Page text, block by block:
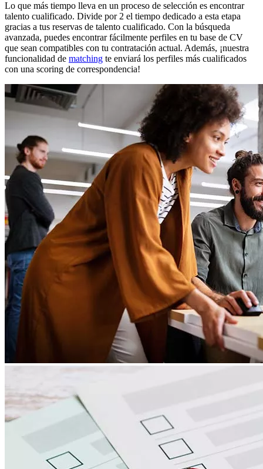
Lo que más tiempo lleva en un proceso de selección es encontrar
talento cualificado. Divide por 2 el tiempo dedicado a esta etapa
gracias a tus reservas de talento cualificado. Con la búsqueda
avanzada, puedes encontrar fácilmente perfiles en tu base de CV
que sean compatibles con tu contratación actual. Además, ¡nuestra
funcionalidad de matching te enviará los perfiles más cualificados
con una scoring de correspondencia!